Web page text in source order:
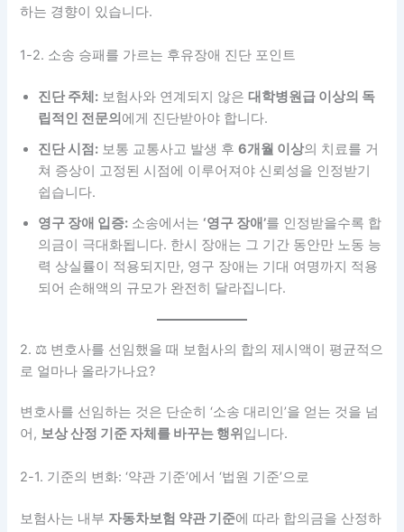
하는 경향이 있습니다.
1-2. 소송 승패를 가르는 후유장애 진단 포인트
진단 주체: 보험사와 연계되지 않은대학병원급 이상의 독
립적인 전문의 에게 진단받아야 합니다.
진단 시점: 보통 교통사고 발생 후6개월 이상의 치료를 거
쳐 증상이 고정된 시점에 이루어져야 신뢰성을 인정받기
쉽습니다.
영구 장애 입증: 소송에서는 ‘영구 장애’를 인정받을수록 합
의금이 극대화됩니다. 한시 장애는 그 기간 동안만 노동 능
력 상실률이 적용되지만, 영구 장애는 기대 여명까지 적용
되어 손해액의 규모가 완전히 달라집니다.
2. ⚖️ 변호사를 선임했을 때 보험사의 합의 제시액이 평균적으
로 얼마나 올라가나요?
변호사를 선임하는 것은 단순히 ‘소송 대리인’을 얻는 것을 넘
어, 보상 산정 기준 자체를 바꾸는 행위 입니다.
2-1. 기준의 변화: ‘약관 기준’에서 ‘법원 기준’으로
보험사는 내부 자동차보험 약관 기준에 따라 합의금을 산정하